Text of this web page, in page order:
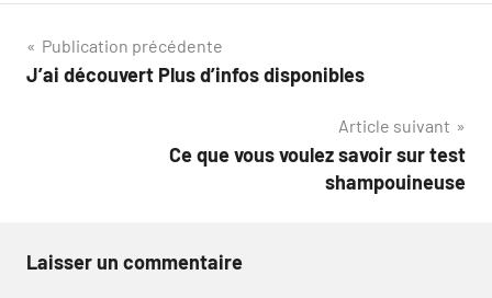
Navigation
de
Publication précédente
J’ai découvert Plus d’infos disponibles
Article suivant
Ce que vous voulez savoir sur test
shampouineuse
Laisser un commentaire